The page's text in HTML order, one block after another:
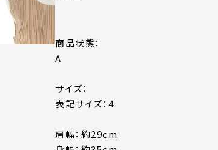
商品状態：
A
サイズ：
表記サイズ：4
肩幅：約29cm